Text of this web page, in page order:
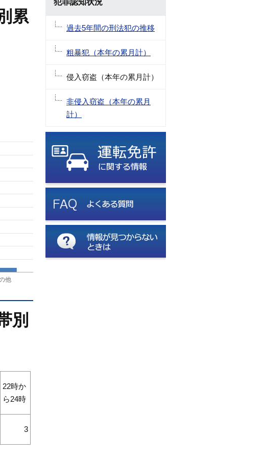
累
別
22時か
ら24時
3
犯罪認知状況
過去5年間の刑法犯の推移
粗暴犯（本年の累月計）
侵入窃盗（本年の累月計）
非侵入窃盗（本年の累月
計）